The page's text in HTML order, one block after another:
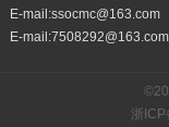
E-mail:ssocmc@163.com
E-mail:7508292@163.com
浙